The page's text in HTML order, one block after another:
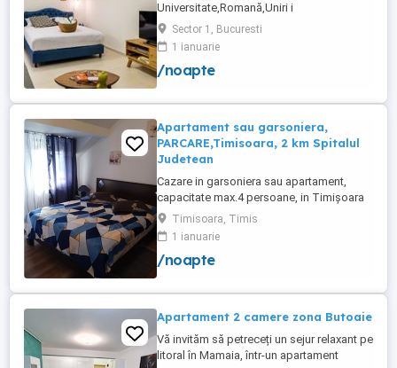
Universitate,Romană,Uniri i
Victoriei,renovate recent i utilate complet.
Preț: De la 120-200 lei pentru 3 ore Preț
garsoniere 120-200 lei pentru noapte Preț
apartamente 200-300 lei pentru noapte
Sector 1, Bucuresti
1 ianuarie
/noapte
Apartament sau garsoniera,
PARCARE,Timisoara, 2 km Spitalul
Judetean
Cazare in garsoniera sau apartament,
capacitate max.4 persoane, in Timișoara
la 2 km de Spitalul Judetean. (la doua
strazi)de zona Calea Buziasului
Lic.Electrotimis si la 2 km de Mosnita
Noua Centura. PARCARE. Situat la et.1 al
+wifi , frigider, mașină spălat, ...
Timisoara, Timis
1 ianuarie
/noapte
Apartament 2 camere zona Butoaie
Vă invităm să petreceți un sejur relaxant pe
litoral în Mamaia, într-un apartament